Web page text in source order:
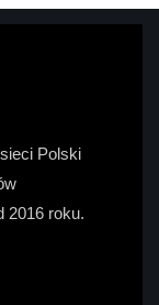
Polski
2016 roku.